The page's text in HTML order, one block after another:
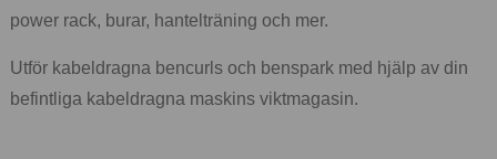
power rack, burar, hantelträning och mer.
Utför kabeldragna bencurls och benspark med hjälp av din
befintliga kabeldragna maskins viktmagasin.